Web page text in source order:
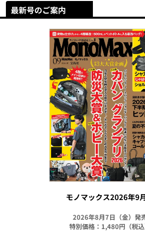
最新号のご案内
モノマックス2026年9
2026年8月7日（金）発
特別価格：1,480円（税込